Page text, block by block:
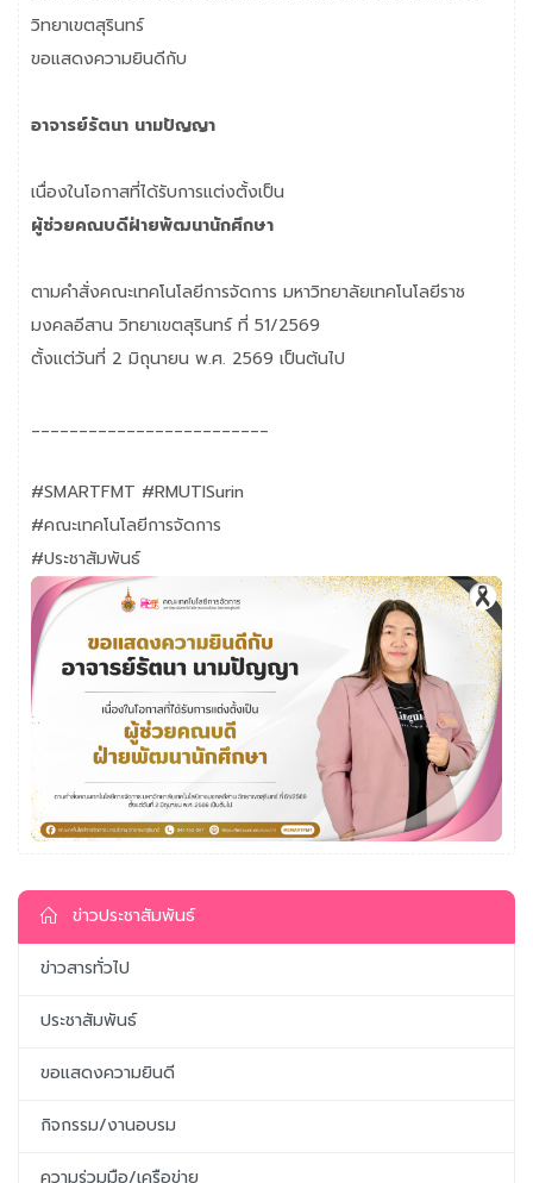
วิทยาเขตสุรินทร์
ขอแสดงความยินดีกับ
อาจารย์รัตนา นามปัญญา
เนื่องในโอกาสที่ได้รับการแต่งตั้งเป็น
ผู้ช่วยคณบดีฝ่ายพัฒนานักศึกษา
ตามคำสั่งคณะเทคโนโลยีการจัดการ มหาวิทยาลัยเทคโนโลยีราช
มงคลอีสาน วิทยาเขตสุรินทร์ ที่ 51/2569
ตั้งแต่วันที่ 2 มิถุนายน พ.ศ. 2569 เป็นต้นไป
_________________________
#SMARTFMT #RMUTISurin
#คณะเทคโนโลยีการจัดการ
#ประชาสัมพันธ์
ข่าวประชาสัมพันธ์
ข่าวสารทั่วไป
ประชาสัมพันธ์
ขอแสดงความยินดี
กิจกรรม/งานอบรม